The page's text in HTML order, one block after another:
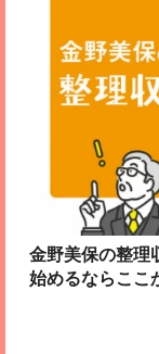
金野美保の整
始めるならここ